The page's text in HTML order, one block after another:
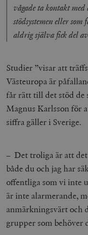
vågade ta kontakt
stödsystemen eller
aldrig själva fick del
Studier ”visar att
Västeuropa är
får rätt till det stöd de
Magnus Karlsson för
siffra gäller i Sverige.
– Det troliga är att
både du och jag har
offentliga som vi inte
är inte alarmerande,
anmärkningsvärt och
grupper som behöver